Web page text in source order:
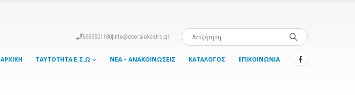
6999501100|info@esoraiokastro.gr
ΑΡΧΙΚΉ ΤΑΥΤΌΤΗΤΑ Ε.Σ.Ω ΝΈΑ – ΑΝΑΚΟΙΝΏΣΕΙΣ ΚΑΤΆΛΟΓΟΣ ΕΠΙΚΟΙΝΩΝΊΑ